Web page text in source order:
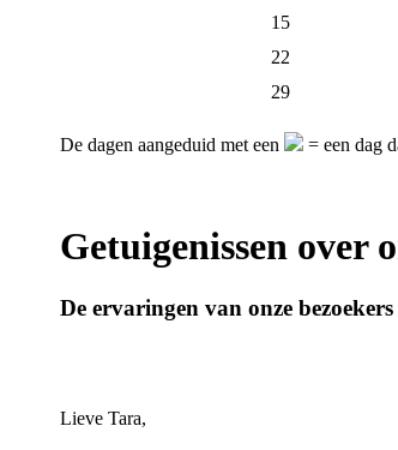
15
22
29
De dagen aangeduid met een = een dag
Getuigenissen over
De ervaringen van onze
Lieve Tara,